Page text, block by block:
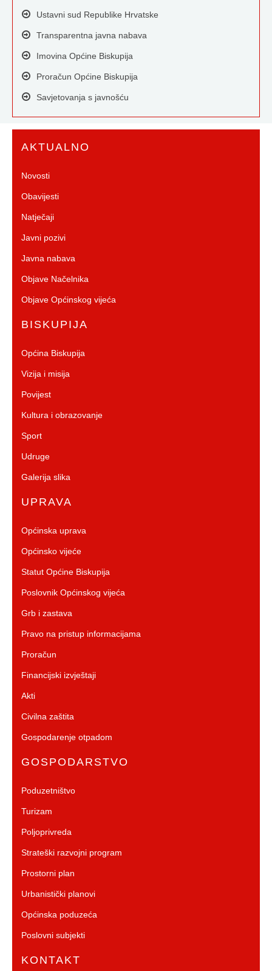
Ustavni sud Republike Hrvatske
Transparentna javna nabava
Imovina Općine Biskupija
Proračun Općine Biskupija
Savjetovanja s javnošću
AKTUALNO
Novosti
Obavijesti
Natječaji
Javni pozivi
Javna nabava
Objave Načelnika
Objave Općinskog vijeća
BISKUPIJA
Općina Biskupija
Vizija i misija
Povijest
Kultura i obrazovanje
Sport
Udruge
Galerija slika
UPRAVA
Općinska uprava
Općinsko vijeće
Statut Općine Biskupija
Poslovnik Općinskog vijeća
Grb i zastava
Pravo na pristup informacijama
Proračun
Financijski izvještaji
Akti
Civilna zaštita
Gospodarenje otpadom
GOSPODARSTVO
Poduzetništvo
Turizam
Poljoprivreda
Strateški razvojni program
Prostorni plan
Urbanistički planovi
Općinska poduzeća
Poslovni subjekti
KONTAKT